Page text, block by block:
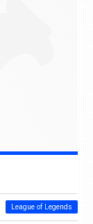
League of Legends